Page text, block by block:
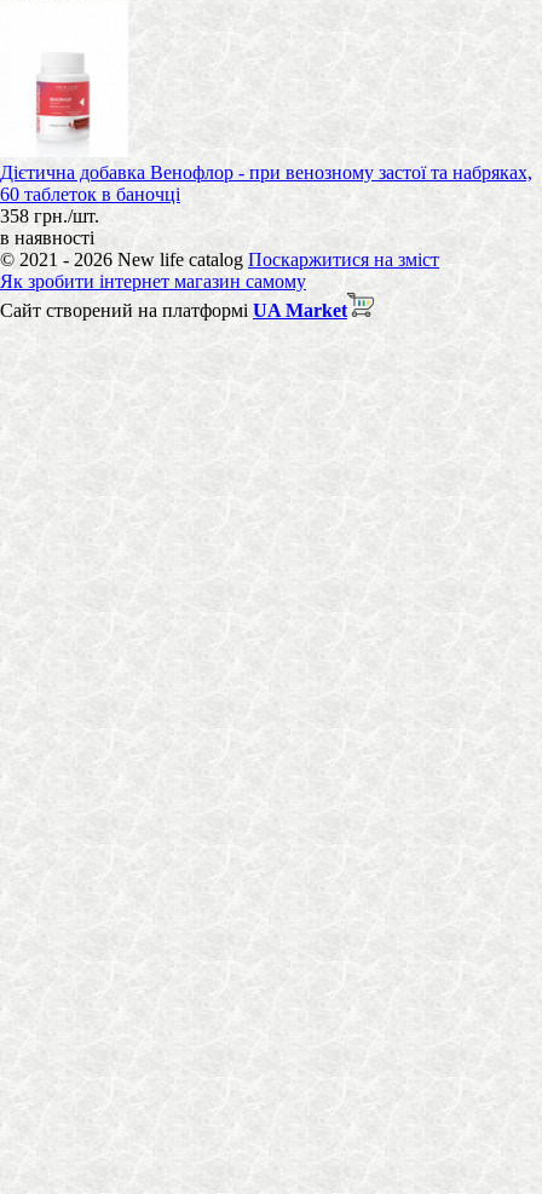
Дієтична добавка Венофлор - при венозному застої та набряках,
60 таблеток в баночці
358 грн./шт.
в наявності
© 2021 - 2026 New life catalog Поскаржитися на зміст
Як зробити інтернет магазин самому
Сайт створений на платформі UA Market